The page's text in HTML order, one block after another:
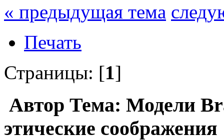
« предыдущая тема
Печать
Страницы: [1]
Автор Тема: Модели
этические